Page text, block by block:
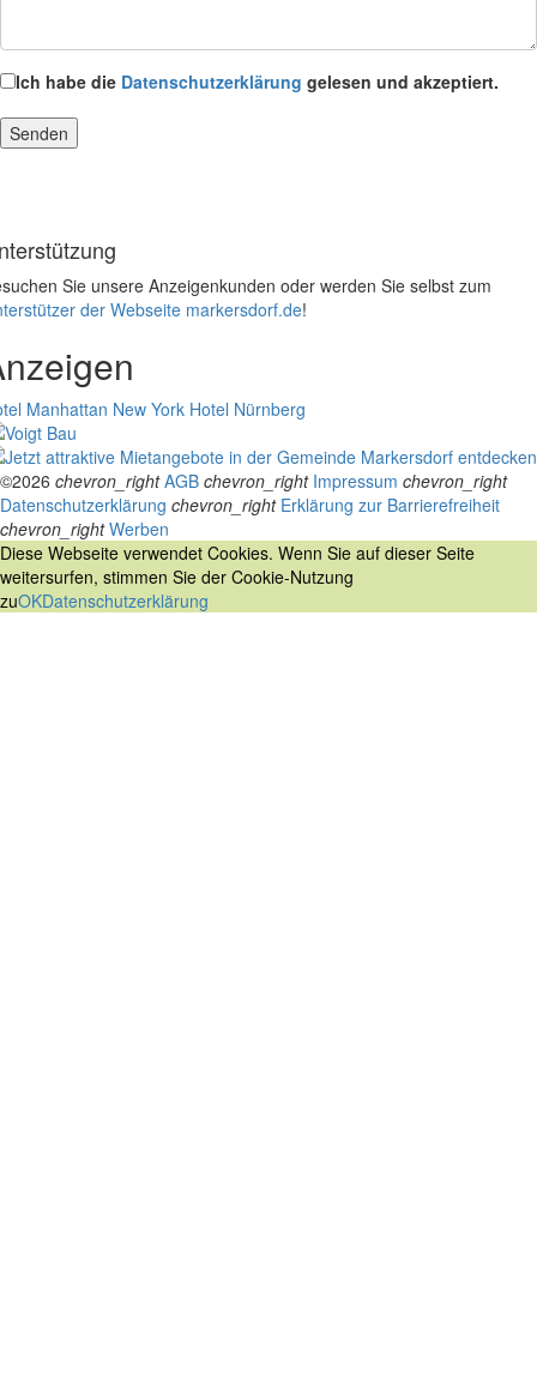
Ich habe die Datenschutzerklärung gelesen und akzeptiert.
Sie unsere Anzeigenkunden oder werden Sie selbst zum
der Webseite markersdorf.de!
Manhattan New York Hotel Nürnberg
©2026 chevron_right AGB chevron_right Impressum chevron_right
Datenschutzerklärung chevron_right Erklärung zur Barrierefreiheit
chevron_right Werben
Diese Webseite verwendet Cookies. Wenn Sie auf dieser Seite
weitersurfen, stimmen Sie der Cookie-Nutzung
zuOKDatenschutzerklärung